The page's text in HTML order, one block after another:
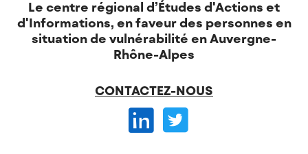
Le centre régional d’Études d'Actions et
d'Informations, en faveur des personnes en
situation de vulnérabilité en Auvergne-
Rhône-Alpes
CONTACTEZ-NOUS